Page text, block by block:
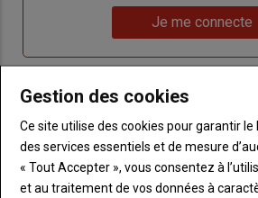
de
me
Je me connecte
Sous-
titre
Vous n'êtes pas
TITRE CRÉEZ UN
BodyChoisissez votre formule
Gestion des cookies
Ce site utilise des cookies pour garantir
des services essentiels et de mesure
« Tout Accepter », vous consentez à
et au traitement de vos données à